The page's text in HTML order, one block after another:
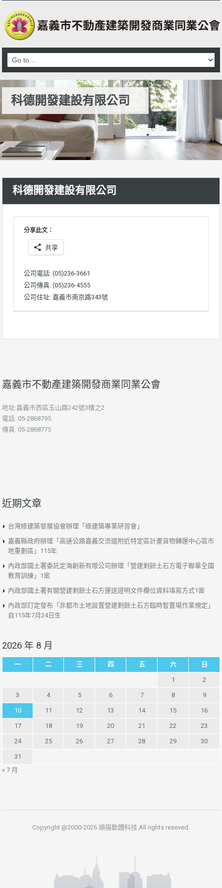
科德開發建設有限公司
科德開發建設有限公司
分享此文：
共享
公司電話: (05)236-3661
公司傳真: (05)236-4555
公司住址: 嘉義市南京路343號
嘉義市不動產建築開發商業同業公會
地址:嘉義市西區玉山路242號3樓之2
電話: 05-2868795
傳真: 05-2868775
近期文章
台灣綠建築發展協會辦理「綠建築專業研習會」
嘉義縣政府辦理「高速公路嘉義交流道附近特定區計畫貨物轉運中心區市
地重劃區」115年
內政部國土署委託定海創新有限公司辦理「營建剩餘土石方電子聯單全國
教育訓練」1案
內政部國土署有關營建剩餘土石方運送證明文件欄位資料填寫方式1案
內政部訂定發布「非都市土地設置營建剩餘土石方臨時暫置場作業規定」
自115年7月24日生
2026 年 8 月
一 二 三 四 五 六 日
1 2
3 4 5 6 7 8 9
10 11 12 13 14 15 16
17 18 19 20 21 22 23
24 25 26 27 28 29 30
31
« 7 月
Copyright @2000-2026 順揚軟體科技 All rights reseved.